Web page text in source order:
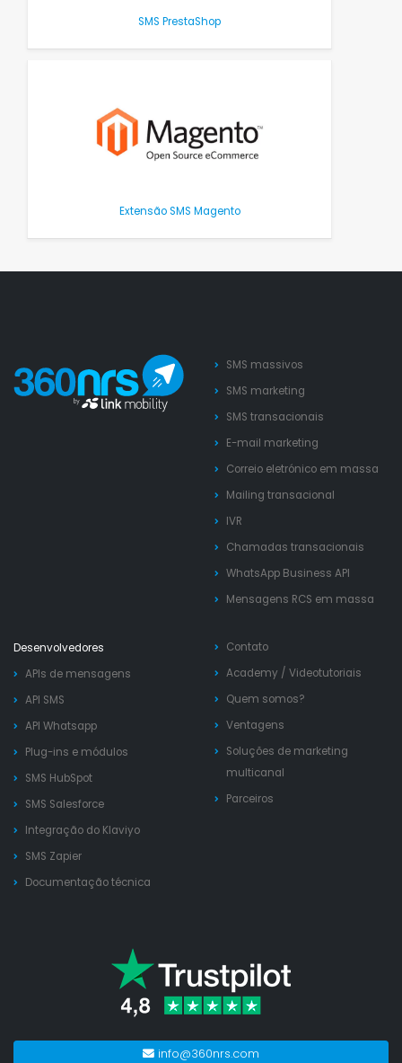
SMS PrestaShop
Extensão SMS Magento
SMS massivos
SMS marketing
SMS transacionais
E-mail marketing
Correio eletrónico em massa
Mailing transacional
IVR
Chamadas transacionais
WhatsApp Business API
Mensagens RCS em massa
Desenvolvedores
APIs de mensagens
API SMS
API Whatsapp
Plug-ins e módulos
SMS HubSpot
SMS Salesforce
Integração do Klaviyo
SMS Zapier
Documentação técnica
Contato
Academy / Videotutoriais
Quem somos?
Ventagens
Soluções de marketing
multicanal
Parceiros
info@360nrs.com